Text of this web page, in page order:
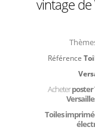
vintage
Référence
Acheterposter
Toiles